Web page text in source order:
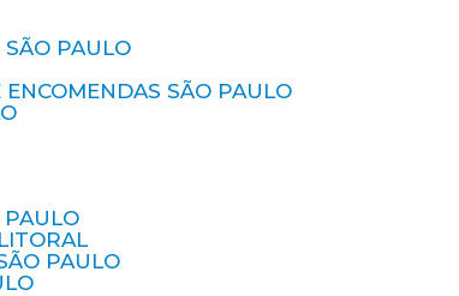
SÃO PAULO
ENCOMENDAS SÃO PAULO
PAULO
PAULO